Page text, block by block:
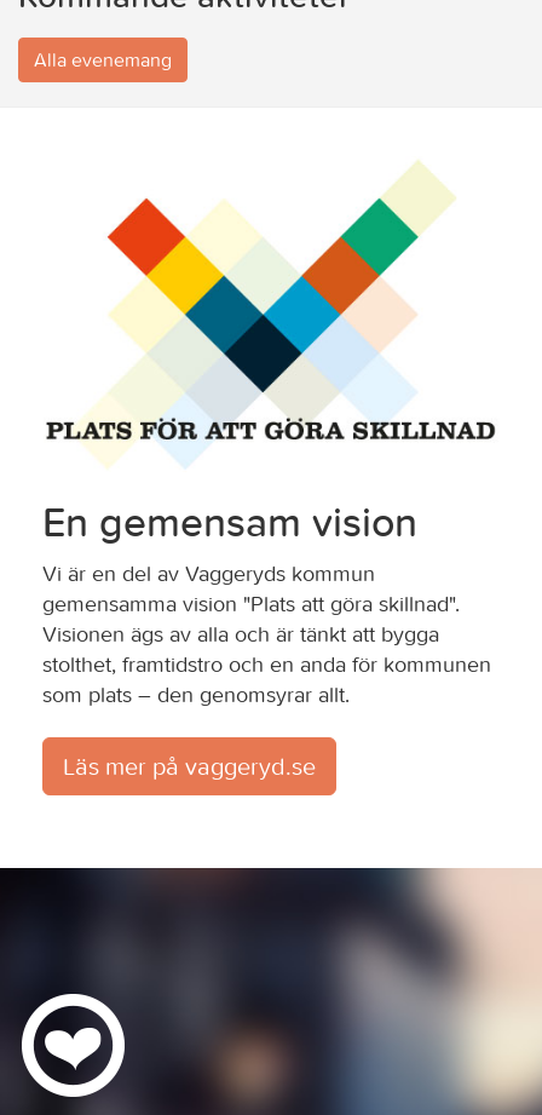
Alla evenemang
En gemensam vision
Vi är en del av Vaggeryds kommun
gemensamma vision "Plats att göra skillnad".
Visionen ägs av alla och är tänkt att bygga
stolthet, framtidstro och en anda för kommunen
som plats – den genomsyrar allt.
Läs mer på vaggeryd.se